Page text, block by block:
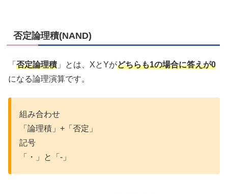
否定論理積(NAND)
「 否定論理積 」とは、XとYがどちらも1の場合に答えが0
になる論理演算です。
組み合わせ
「論理積」+「否定」
記号
「・」と「-」